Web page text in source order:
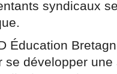
syndicaux
Éducation
se développer